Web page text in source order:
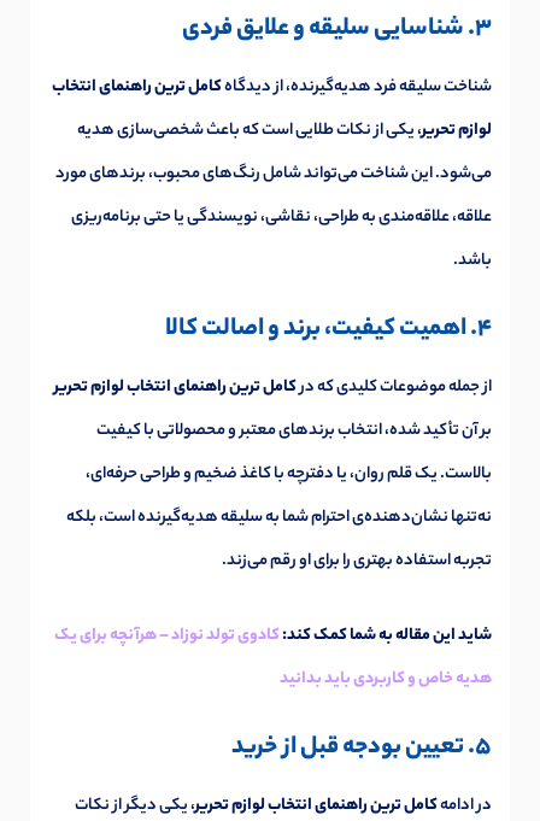
3. شناسایی سلیقه و علایق فردی
شناخت سلیقه فرد هدیه‌گیرنده، از دیدگاهکامل ترین راهنمای انتخاب
لوازم تحریر، یکی از نکات طلایی است که باعث شخصی‌سازی هدیه
می‌شود. این شناخت می‌تواند شامل رنگ‌های محبوب، برندهای مورد
علاقه، علاقه‌مندی به طراحی، نقاشی، نویسندگی یا حتی برنامه‌ریزی
باشد.
4. اهمیت کیفیت، برند و اصالت کالا
از جمله موضوعات کلیدی که درکامل ترین راهنمای انتخاب لوازم تحریر
بر آن تأکید شده، انتخاب برندهای معتبر و محصولاتی با کیفیت
بالاست. یک قلم روان، یا دفترچه با کاغذ ضخیم و طراحی حرفه‌ای،
نه‌تنها نشان‌دهنده‌ی احترام شما به سلیقه هدیه‌گیرنده است، بلکه
تجربه استفاده بهتری را برای او رقم می‌زند.
شاید این مقاله به شما کمک کند:کادوی تولد نوزاد – هرآنچه برای یک
هدیه خاص و کاربردی باید بدانید
5. تعیین بودجه قبل از خرید
در ادامهکامل ترین راهنمای انتخاب لوازم تحریر، یکی دیگر از نکات